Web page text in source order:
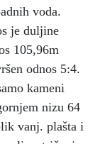
voda.
je duljine
105,96m
odnos 5:4.
kameni
nizu 64
vanj. plašta i